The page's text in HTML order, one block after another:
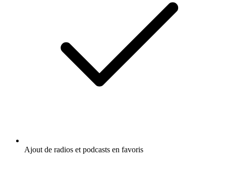
Ajout de radios et podcasts en favoris